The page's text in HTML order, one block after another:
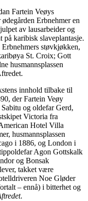
Fartein Veøys
Erbnehmer en
av lausarbeider og
karibisk slaveplantasje.
Erbnehmers støvkjøkken,
St. Croix; Gott
husmannsplassen
innhold tilbake til
der Fartein Veøy
og oldefar Gerd,
Victoria fra
Hotel Villa
husmannsplassen
i 1886, og London i
Agon Gottskalk
og Bonsak
takket være
Noe Gløder
– ennå) i bitterhet og
.